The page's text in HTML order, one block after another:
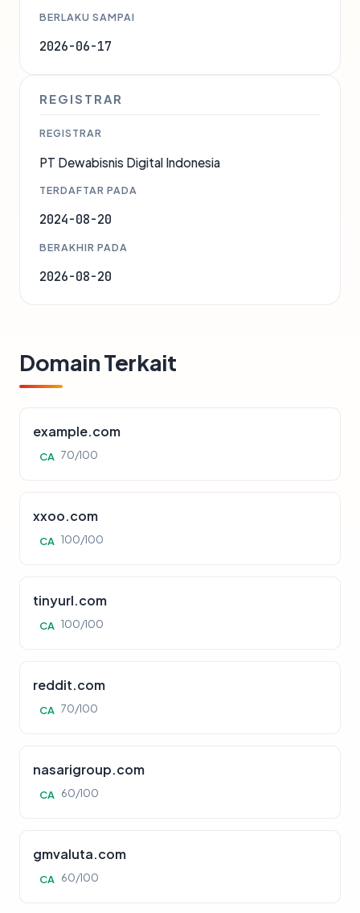
BERLAKU SAMPAI
2026-06-17
REGISTRAR
REGISTRAR
PT Dewabisnis Digital Indonesia
TERDAFTAR PADA
2024-08-20
BERAKHIR PADA
2026-08-20
Domain Terkait
example.com
CA 70/100
xxoo.com
CA 100/100
tinyurl.com
CA 100/100
reddit.com
CA 70/100
nasarigroup.com
CA 60/100
gmvaluta.com
CA 60/100